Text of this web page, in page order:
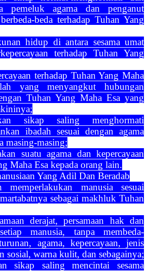
pemeluk agama dan penganut
beda terhadap Tuhan Yang
hidup di antara sesama umat
terhadap Tuhan Yang
terhadap Tuhan Yang Maha
yang menyangkut hubungan
Tuhan Yang Maha Esa yang
sikap saling menghormati
ibadah sesuai dengan agama
masing-masing;
suatu agama dan kepercayaan
Maha Esa kepada orang lain.
Yang Adil Dan Beradab
manusia sesuai
sebagai makhluk Tuhan
derajat, persamaan hak dan
manusia, tanpa membeda-
agama, kepercayaan, jenis
sosial, warna kulit, dan sebagainya;
sikap saling mencintai sesama